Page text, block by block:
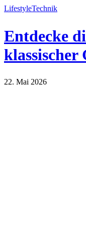
LifestyleTechnik
Entdecke
klassischer
22. Mai 2026